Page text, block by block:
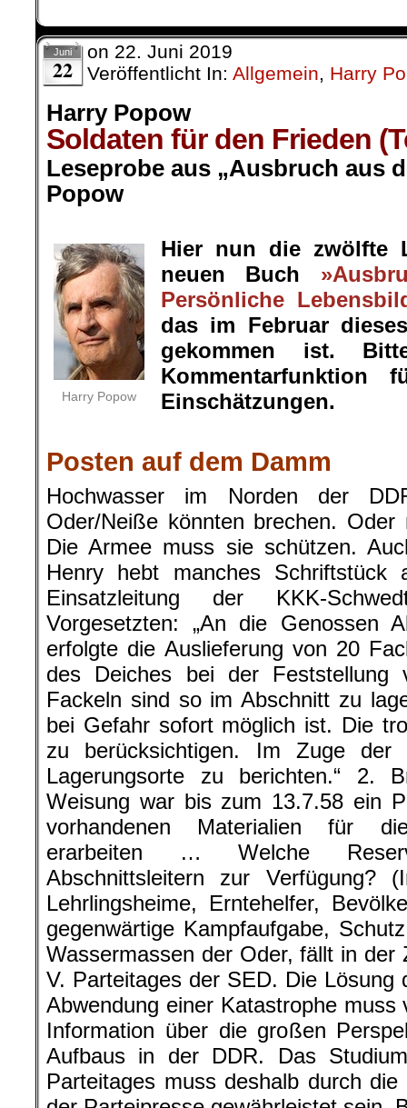
Juni
22
on 22. Juni 2019
Veröffentlicht In: Allgemein, Harry
Harry Popow
Soldaten für den Frieden
Leseprobe aus „Ausbruch aus
Popow
Harry Popow
Hier nun die zwölfte
neuen Buch
Persönliche
das im Februar
gekommen ist.
Einschätzungen.
Posten auf dem Damm
Hochwasser im Norden der
Oder/Neiße könnten brechen. Oder
Die Armee muss sie schützen.
Henry hebt manches
Einsatzleitung der KKK-
Vorgesetzten: „An die Genossen
erfolgte die Auslieferung von 20
des Deiches bei der Feststellung
Fackeln sind so im Abschnitt zu
bei Gefahr sofort möglich ist. Die
zu berücksichtigen. Im Zuge
Lagerungsorte zu berichten.“ 2.
Weisung war bis zum 13.7.58 ein
vorhandenen Materialien für
erarbeiten … Welche
Abschnittsleitern zur Verfügung?
Lehrlingsheime, Erntehelfer,
gegenwärtige Kampfaufgabe,
Wassermassen der Oder, fällt in der
V. Parteitages der SED. Die Lösung
Abwendung einer Katastrophe
Information über die großen
Aufbaus in der DDR. Das
Parteitages muss deshalb durch